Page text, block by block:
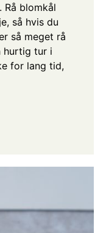
Rå blomkål
så hvis du
så meget rå
hurtig tur i
for lang tid,